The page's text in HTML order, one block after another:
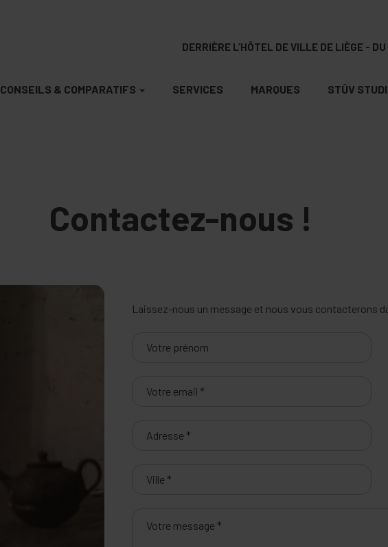
DERRIÈRE L’HÔTEL DE VILLE DE LIÈGE -
CONSEILS & COMPARATIFS SERVICES MARQUES STÛV
Contactez-nous !
Laissez-nous un message et nous vous contacterons